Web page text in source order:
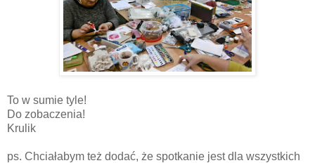
To w sumie tyle!
Do zobaczenia!
Krulik
ps. Chciałabym też dodać, że spotkanie jest dla wszystkich